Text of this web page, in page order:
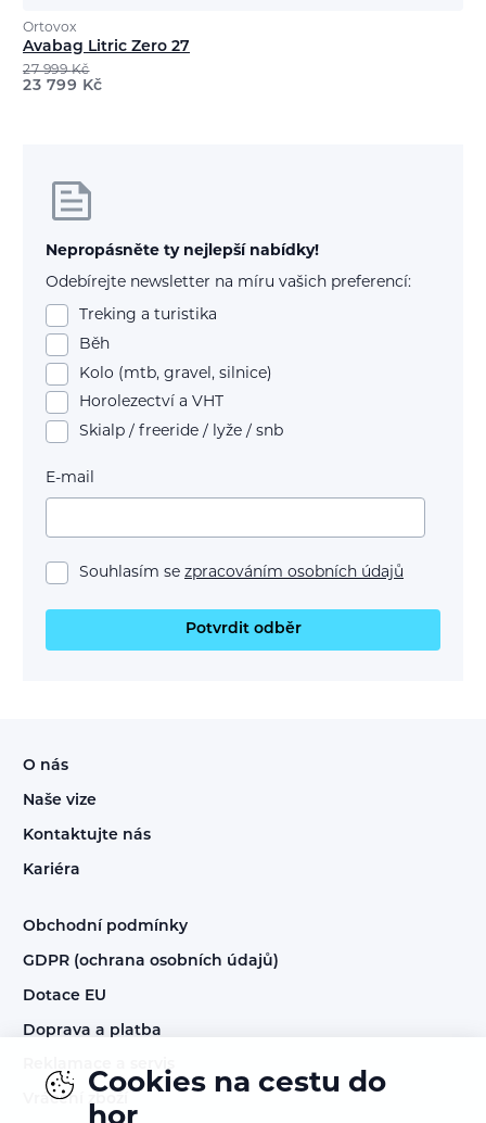
Ortovox
Avabag Litric Zero 27
27 999Kč
23 799 Kč
Nepropásněte ty nejlepší nabídky!
Odebírejte newsletter na míru vašich preferencí:
Treking a turistika
Běh
Kolo (mtb, gravel, silnice)
Horolezectví a VHT
Skialp / freeride / lyže / snb
E-mail
Souhlasím se zpracováním osobních údajů
Potvrdit odběr
O nás
Naše vize
Kontaktujte nás
Kariéra
Obchodní podmínky
GDPR (ochrana osobních údajů)
Dotace EU
Doprava a platba
Reklamace a servis
Vrácení zboží
Cookies na cestu do